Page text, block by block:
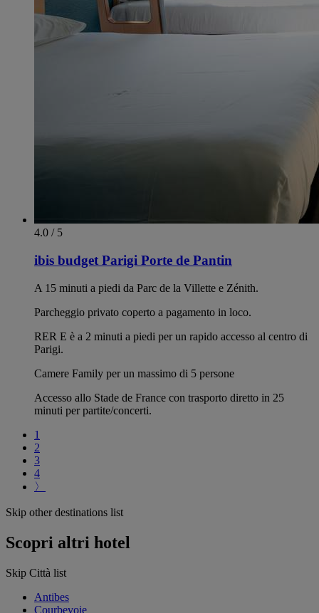
4.0 / 5
ibis budget Parigi Porte de Pantin
A 15 minuti a piedi da Parc de la Villette e Zénith.
Parcheggio privato coperto a pagamento in loco.
RER E è a 2 minuti a piedi per un rapido accesso al centro di
Parigi.
Camere Family per un massimo di 5 persone
Accesso allo Stade de France con trasporto diretto in 25
minuti per partite/concerti.
1
2
3
4
〉
Skip other destinations list
Scopri altri hotel
Skip Città list
Antibes
Courbevoie